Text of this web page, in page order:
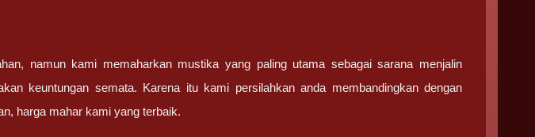
namun kami memaharkan mustika yang paling utama sebagai sarana menjalin
keuntungan semata. Karena itu kami persilahkan anda membandingkan dengan
harga mahar kami yang terbaik.